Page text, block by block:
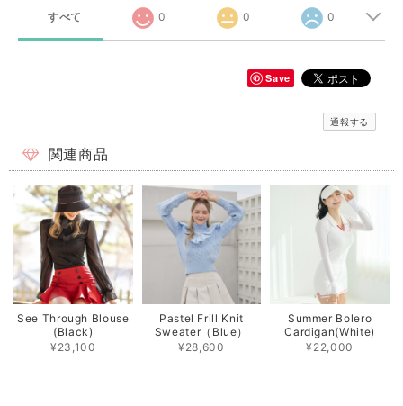
すべて 0 0 0
Save
通報する
関連商品
See Through Blouse
(Black)
¥23,100
Pastel Frill Knit
Sweater（Blue）
¥28,600
Summer Bolero
Cardigan(White)
¥22,000